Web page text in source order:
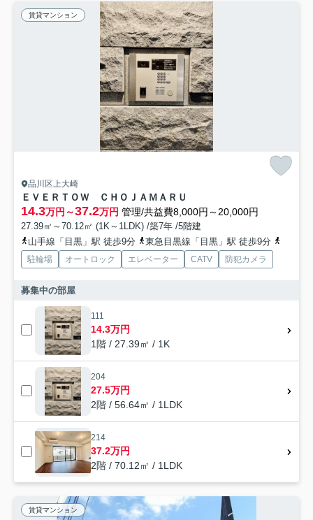
賃貸マンション
品川区上大崎
ＥＶＥＲＴＯＷ ＣＨＯＪＡＭＡＲＵ
14.3万円～37.2万円 管理/共益費8,000円～20,000円
27.39㎡～70.12㎡ (1K～1LDK) /築7年 /5階建
山手線「目黒」駅 徒歩9分
東急目黒線「目黒」駅 徒歩9分
駐輪場 オートロック エレベーター CATV 防犯カメラ
募集中の部屋
111
14.3万円
1階 / 27.39㎡ / 1K
204
27.5万円
2階 / 56.64㎡ / 1LDK
214
37.2万円
2階 / 70.12㎡ / 1LDK
賃貸マンション